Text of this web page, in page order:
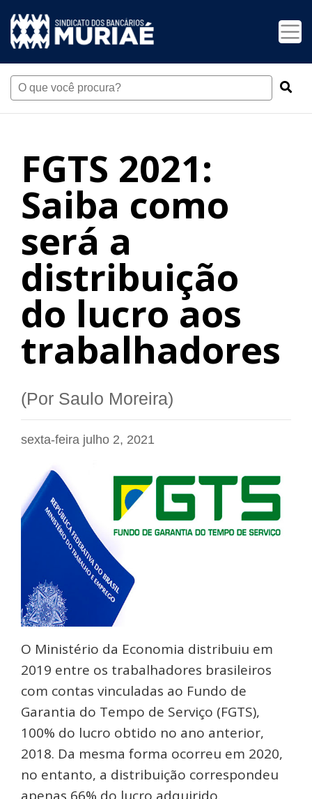
FGTS 2021:
Saiba como
será a
distribuição
do lucro aos
trabalhadores
(Por Saulo Moreira)
sexta-feira julho 2, 2021
O Ministério da Economia distribuiu em
2019 entre os trabalhadores brasileiros
com contas vinculadas ao Fundo de
Garantia do Tempo de Serviço (FGTS),
100% do lucro obtido no ano anterior,
2018. Da mesma forma ocorreu em 2020,
no entanto, a distribuição correspondeu